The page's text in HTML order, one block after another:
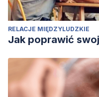
RELACJE MIĘDZYLUDZKIE
Jak poprawić